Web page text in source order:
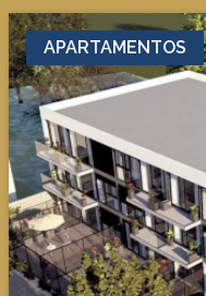
APARTAMENTOS